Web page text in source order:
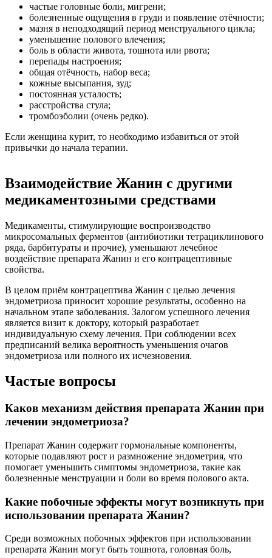
частые головные боли, мигрени;
болезненные ощущения в груди и появление отёчности;
мазня в неподходящий период менструального цикла;
уменьшение полового влечения;
боль в области живота, тошнота или рвота;
перепады настроения;
общая отёчность, набор веса;
кожные высыпания, зуд;
постоянная усталость;
расстройства стула;
тромбоэболии (очень редко).
Если женщина курит, то необходимо избавиться от этой
привычки до начала терапии.
Взаимодействие Жанин с другими
медикаментозными средствами
Медикаменты, стимулирующие воспроизводство
микросомальных ферментов (антибиотики тетрациклинового
ряда, барбитураты и прочие), уменьшают лечебное
воздействие препарата Жанин и его контрацептивные
свойства.
В целом приём контрацептива Жанин с целью лечения
эндометриоза приносит хорошие результаты, особенно на
начальном этапе заболевания. Залогом успешного лечения
является визит к доктору, который разработает
индивидуальную схему лечения. При соблюдении всех
предписаний велика вероятность уменьшения очагов
эндометриоза или полного их исчезновения.
Частые вопросы
Каков механизм действия препарата Жанин при
лечении эндометриоза?
Препарат Жанин содержит гормональные компоненты,
которые подавляют рост и размножение эндометрия, что
помогает уменьшить симптомы эндометриоза, такие как
болезненные менструации и боли во время полового акта.
Какие побочные эффекты могут возникнуть при
использовании препарата Жанин?
Среди возможных побочных эффектов при использовании
препарата Жанин могут быть тошнота, головная боль,